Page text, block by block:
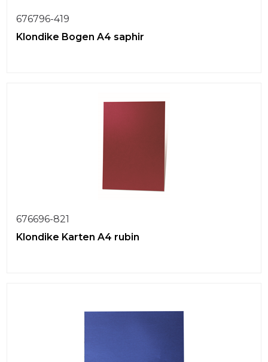
676796-419
Klondike Bogen A4 saphir
676696-821
Klondike Karten A4 rubin